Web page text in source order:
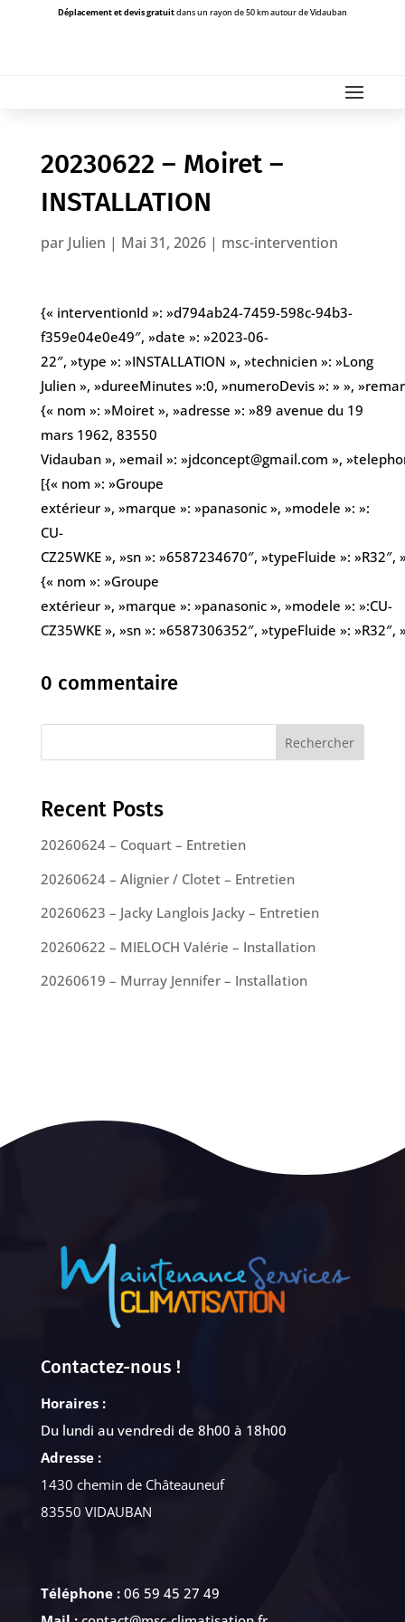
Déplacement et devis gratuitdans un rayon de 50 km autour de Vidauban
20230622 – Moiret –
INSTALLATION
par Julien | Mai 31, 2026| msc-intervention
{« interventionId »: »d794ab24-7459-598c-94b3-
f359e04e0e49″, »date »: »2023-06-
22″, »type »: »INSTALLATION », »technicien »: »Long
Julien », »dureeMinutes »:0, »numeroDevis »: » »,
{« nom »: »Moiret », »adresse »: »89 avenue du 19
mars 1962, 83550
Vidauban », »email »: »jdconcept@gmail.com »,
[{« nom »: »Groupe
extérieur », »marque »: »panasonic », »modele »: »:
CU-
CZ25WKE », »sn »: »6587234670″, »typeFluide »: »R32″,
{« nom »: »Groupe
extérieur », »marque »: »panasonic », »modele »: »:CU-
CZ35WKE », »sn »: »6587306352″, »typeFluide »: »R32″,
0 commentaire
Rechercher
Recent Posts
20260624 – Coquart – Entretien
20260624 – Alignier / Clotet – Entretien
20260623 – Jacky Langlois Jacky – Entretien
20260622 – MIELOCH Valérie – Installation
20260619 – Murray Jennifer – Installation
Contactez-nous !
Horaires :
Du lundi au vendredi de 8h00 à 18h00
Adresse :
1430 chemin de Châteauneuf
83550 VIDAUBAN
Téléphone : 06 59 45 27 49